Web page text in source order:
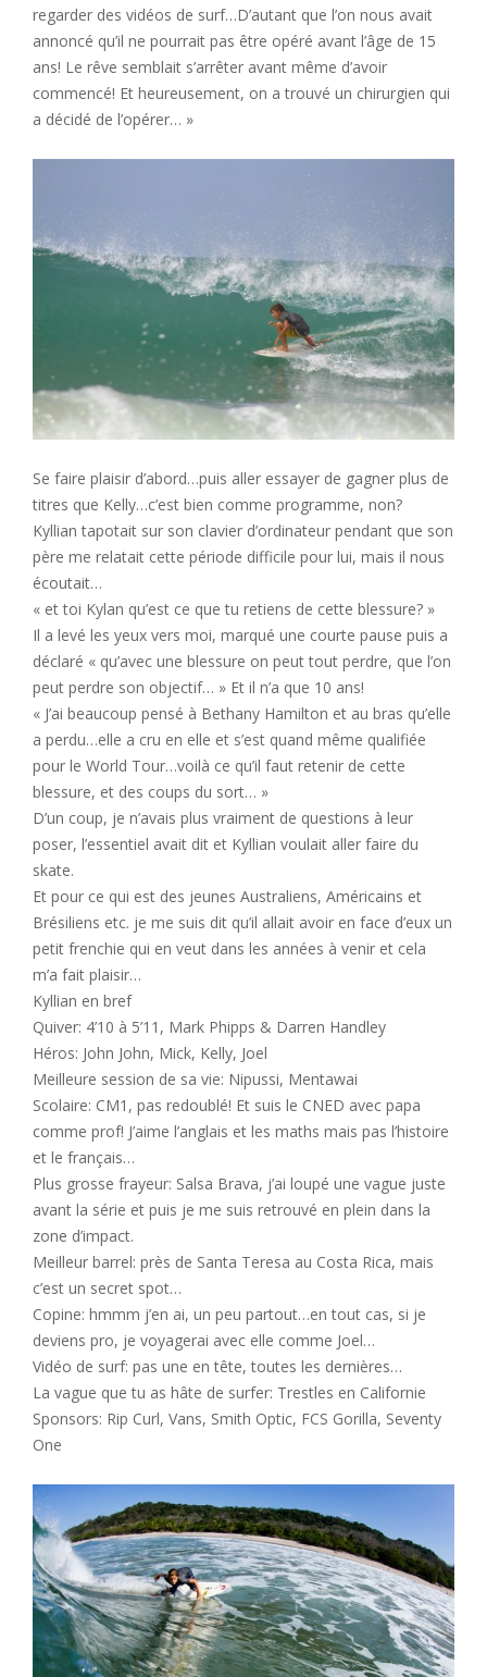
regarder des vidéos de surf…D’autant que l’on nous avait
annoncé qu’il ne pourrait pas être opéré avant l’âge de 15
ans! Le rêve semblait s’arrêter avant même d’avoir
commencé! Et heureusement, on a trouvé un chirurgien qui
a décidé de l’opérer… »
Se faire plaisir d’abord…puis aller essayer de gagner plus de
titres que Kelly…c’est bien comme programme, non?
Kyllian tapotait sur son clavier d’ordinateur pendant que son
père me relatait cette période difficile pour lui, mais il nous
écoutait…
« et toi Kylan qu’est ce que tu retiens de cette blessure? »
Il a levé les yeux vers moi, marqué une courte pause puis a
déclaré « qu’avec une blessure on peut tout perdre, que l’on
peut perdre son objectif… » Et il n’a que 10 ans!
« J’ai beaucoup pensé à Bethany Hamilton et au bras qu’elle
a perdu…elle a cru en elle et s’est quand même qualifiée
pour le World Tour…voilà ce qu’il faut retenir de cette
blessure, et des coups du sort… »
D’un coup, je n’avais plus vraiment de questions à leur
poser, l’essentiel avait dit et Kyllian voulait aller faire du
skate.
Et pour ce qui est des jeunes Australiens, Américains et
Brésiliens etc. je me suis dit qu’il allait avoir en face d’eux un
petit frenchie qui en veut dans les années à venir et cela
m’a fait plaisir…
Kyllian en bref
Quiver: 4’10 à 5’11, Mark Phipps & Darren Handley
Héros: John John, Mick, Kelly, Joel
Meilleure session de sa vie: Nipussi, Mentawai
Scolaire: CM1, pas redoublé! Et suis le CNED avec papa
comme prof! J’aime l’anglais et les maths mais pas l’histoire
et le français…
Plus grosse frayeur: Salsa Brava, j’ai loupé une vague juste
avant la série et puis je me suis retrouvé en plein dans la
zone d’impact.
Meilleur barrel: près de Santa Teresa au Costa Rica, mais
c’est un secret spot…
Copine: hmmm j’en ai, un peu partout…en tout cas, si je
deviens pro, je voyagerai avec elle comme Joel…
Vidéo de surf: pas une en tête, toutes les dernières…
La vague que tu as hâte de surfer: Trestles en Californie
Sponsors: Rip Curl, Vans, Smith Optic, FCS Gorilla, Seventy
One